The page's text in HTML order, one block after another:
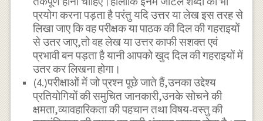
प्रयोग करना पड़ता है परंतु यदि उत्तर या लेख इस तरह से
लिखा जाए कि वह परीक्षक या पाठक की दिल की गहराइयों
से उतर जाए,तो वह लेख या उत्तर काफी सशक्त एवं
प्रभावी बन पड़ता है यानी आपको खुद दिल की गहराइयों में
उतर कर लिखना होगा।
(4.)परीक्षाओं में जो प्रश्न पूछे जाते हैं,उनका उद्देश्य
प्रतियोगियों की समुचित जानकारी,उनके सोचने की
क्षमता,व्यावहारिकता की पहचान तथा विषय-वस्तु की